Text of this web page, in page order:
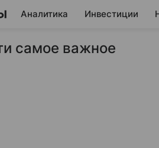
Аналитика Инвестиции
во
самое важное